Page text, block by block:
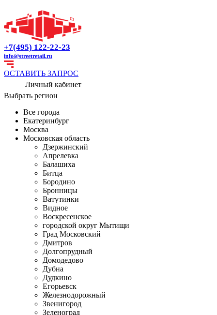
+7(495) 122-22-23
info@streetretail.ru
ОСТАВИТЬ ЗАПРОС
Личный кабинет
Выбрать регион
Все города
Екатеринбург
Москва
Московская область
Дзержинский
Апрелевка
Балашиха
Битца
Бородино
Бронницы
Ватутинки
Видное
Воскресенское
городской округ Мытищи
Град Московский
Дмитров
Долгопрудный
Домодедово
Дубна
Дудкино
Егорьевск
Железнодорожный
Звенигород
Зеленоград